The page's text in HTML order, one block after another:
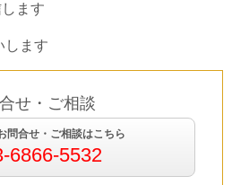
ます
ます
せ・ご相談
問合せ・ご相談はこちら
6866-5532